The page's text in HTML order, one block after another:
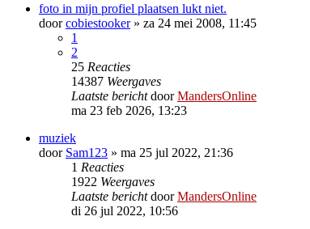
foto in mijn profiel plaatsen lukt niet.
doorcobiestooker» za 24 mei 2008, 11:45
1
2
25 Reacties
14387 Weergaves
Laatste berichtdoorMandersOnline
ma 23 feb 2026, 13:23
muziek
door Sam123 » ma 25 jul 2022, 21:36
1 Reacties
1922 Weergaves
Laatste berichtdoorMandersOnline
di 26 jul 2022, 10:56